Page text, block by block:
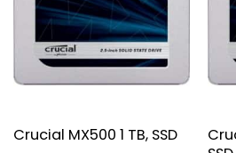
Crucial MX500 1 TB, SSD